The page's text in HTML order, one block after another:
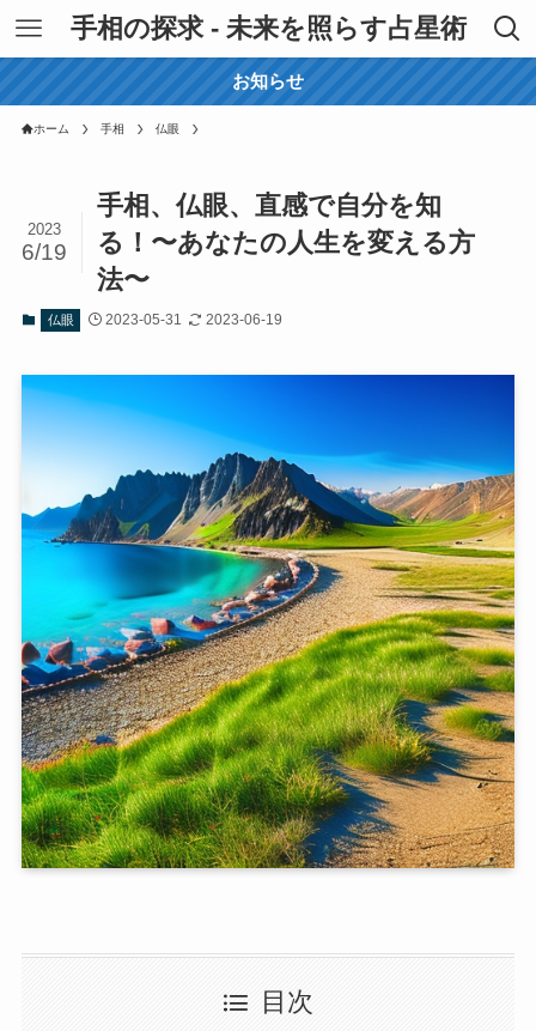
手相の探求 - 未来を照らす占星術
お知らせ
ホーム 手相 仏眼
手相、仏眼、直感で自分を知
る！〜あなたの人生を変える方
法〜
2023
6/19
仏眼 2023-05-31 2023-06-19
目次